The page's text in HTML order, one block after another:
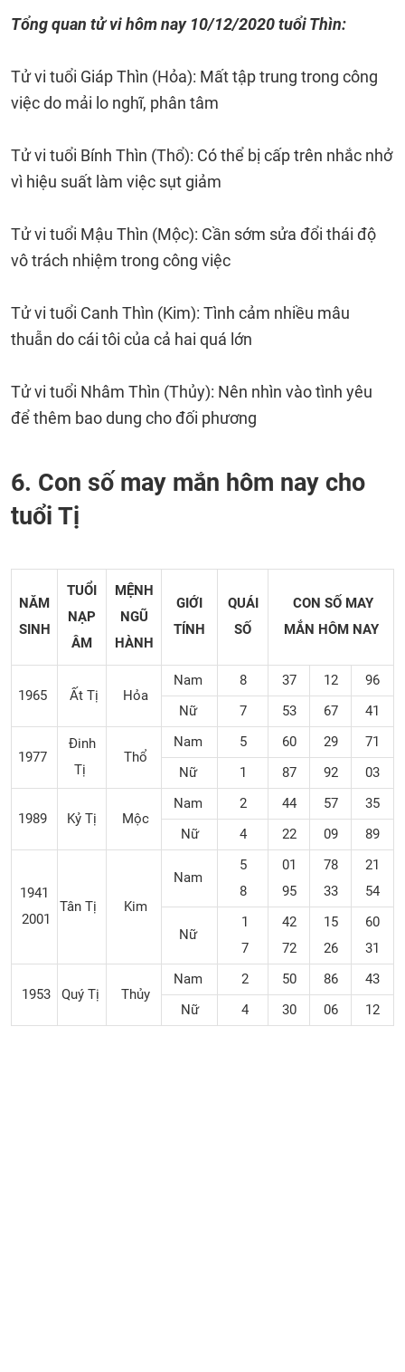
Tổng quan tử vi hôm nay 10/12/2020 tuổi Thìn:
Tử vi tuổi Giáp Thìn (Hỏa): Mất tập trung trong công
việc do mải lo nghĩ, phân tâm
Tử vi tuổi Bính Thìn (Thổ): Có thể bị cấp trên nhắc nhở
vì hiệu suất làm việc sụt giảm
Tử vi tuổi Mậu Thìn (Mộc): Cần sớm sửa đổi thái độ
vô trách nhiệm trong công việc
Tử vi tuổi Canh Thìn (Kim): Tình cảm nhiều mâu
thuẫn do cái tôi của cả hai quá lớn
Tử vi tuổi Nhâm Thìn (Thủy): Nên nhìn vào tình yêu
để thêm bao dung cho đối phương
6. Con số may mắn hôm nay cho
tuổi Tị
NĂM
SINH
TUỔI
NẠP
ÂM
MỆNH
NGŨ
HÀNH
GIỚI
TÍNH
QUÁI
SỐ
CON SỐ MAY
MẮN HÔM NAY
1965 Ất Tị Hỏa
Nam 8 37 12
96
Nữ
7 53 67 41
1977
Đinh
Tị
Thổ
Nam 5 60 29
71
Nữ
1 87 92 03
1989 Kỷ Tị Mộc
Nam 2 44 57
35
Nữ
4 22 09 89
1941
2001
Tân Tị Kim
Nam
5
8
01
95
78
33
21
54
Nữ
1
7
42
72
15
26
60
31
1953 Quý Tị Thủy
Nam 2 50 86
43
Nữ
4 30 06 12